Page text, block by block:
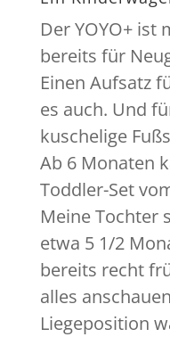
Der YOYO+ ist
bereits für
Einen Aufsatz
es auch. Und
kuschelige
Ab 6 Monaten
Toddler-Set
Meine Tochter
etwa 5 1/2
bereits recht
alles
Liegeposition